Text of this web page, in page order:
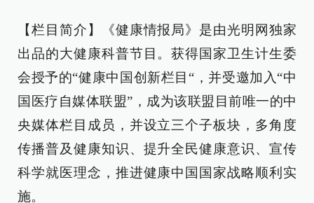
【栏目简介】《健康情报局》是由光明网独家
出品的大健康科普节目。获得国家卫生计生委
会授予的“健康中国创新栏目“，并受邀加入“中
国医疗自媒体联盟”，成为该联盟目前唯一的中
央媒体栏目成员，并设立三个子板块，多角度
传播普及健康知识、提升全民健康意识、宣传
科学就医理念，推进健康中国国家战略顺利实
施。